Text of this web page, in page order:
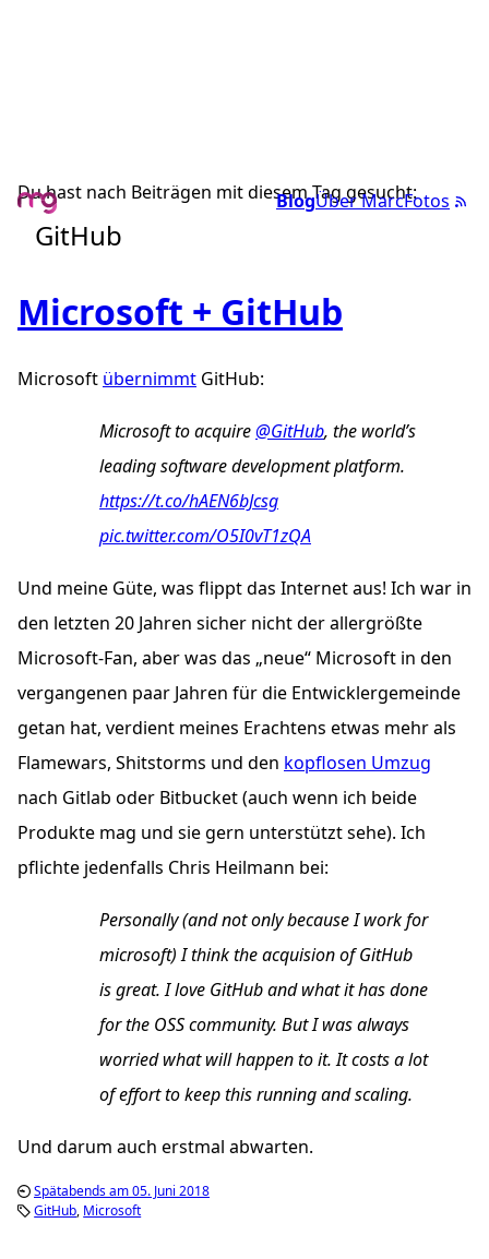
BlogÜber MarcFotos
Du hast nach Beiträgen mit diesem Tag gesucht:
GitHub
Microsoft + GitHub
Microsoft übernimmt GitHub:
Microsoft to acquire@GitHub, the world’s
leading software development platform.
https://t.co/hAEN6bJcsg
pic.twitter.com/O5I0vT1zQA
Und meine Güte, was flippt das Internet aus! Ich war in
den letzten 20 Jahren sicher nicht der allergrößte
Microsoft-Fan, aber was das „neue“ Microsoft in den
vergangenen paar Jahren für die Entwicklergemeinde
getan hat, verdient meines Erachtens etwas mehr als
Flamewars, Shitstorms und den kopflosen Umzug
nach Gitlab oder Bitbucket (auch wenn ich beide
Produkte mag und sie gern unterstützt sehe). Ich
pflichte jedenfalls Chris Heilmann bei:
Personally (and not only because I work for
microsoft) I think the acquision of GitHub
is great. I love GitHub and what it has done
for the OSS community. But I was always
worried what will happen to it. It costs a lot
of effort to keep this running and scaling.
Und darum auch erstmal abwarten.
Spätabends am 05. Juni 2018
GitHub Microsoft